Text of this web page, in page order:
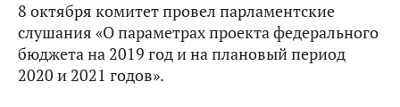
8 октября комитет провел парламентские
слушания «О параметрах проекта федерального
бюджета на 2019 год и на плановый период
2020 и 2021 годов».